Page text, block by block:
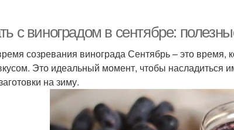
из
Виноград для зимнего
с виноградом в сентябре:
созревания винограда Сентябрь – это время,
Это идеальный момент, чтобы насладиться
на зиму.